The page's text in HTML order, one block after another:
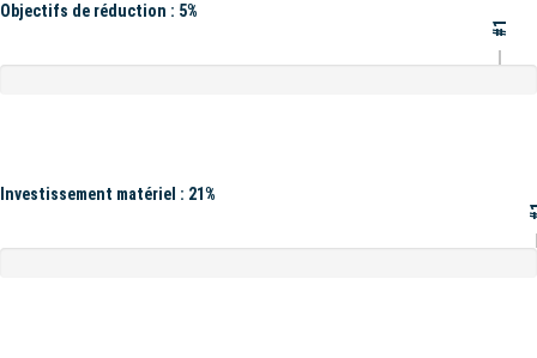
Objectifs de réduction : 5%
#1
Investissement matériel : 21%